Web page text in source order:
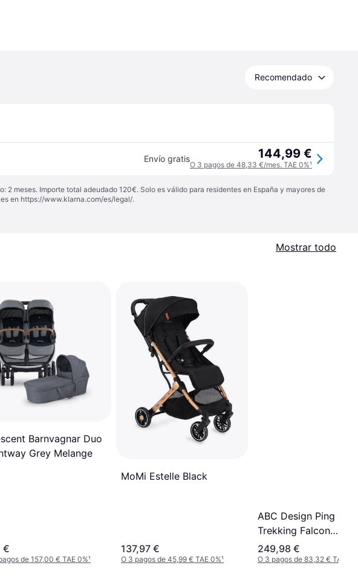
Recomendado
Envío gratis 144,99 €
O 3 pagos de 48,33 €/mes. TAE 0%¹
meses. Importe total adeudado 120€. Solo es válido para residentes en España y mayores de
en https://www.klarna.com/es/legal/.
Mostrar todo
Barnvagnar Duo
Grey Melange
€
de 157,00 € TAE 0%¹
MoMi Estelle Black
137,97 €
O 3 pagos de 45,99 € TAE 0%¹
ABC Design Ping 3
Trekking Falcon
Reisebuggy
249,98 €
O 3 pagos de 83,32 € TAE 0%